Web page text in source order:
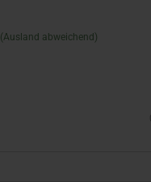
(Ausland abweichend)